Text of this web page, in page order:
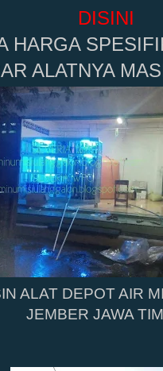
DISINI
HARGA
ALATNYA
ALAT DEPOT AIR
JEMBER JAWA